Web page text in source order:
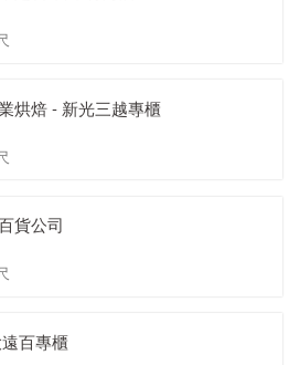
烘焙 - 新光三越專櫃
貨公司
百專櫃